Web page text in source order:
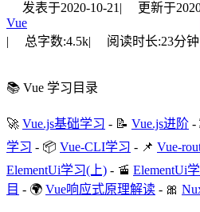
发表于2020-10-21 | 更新于
Vue
|
总字数:4.5k| 阅读时长:23分钟
📚 Vue 学习目录
🚀 Vue.js基础学习 - 📝 Vue.js进阶 -
学习 - 📦 Vue-CLI学习 - 📌 Vue-
ElementUi学习(上) - 🚡 ElementUi
目 - 🌍 Vue响应式原理解读 - 🎀